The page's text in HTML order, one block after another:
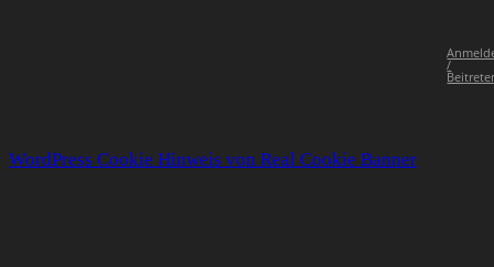
/
WordPress Cookie Hinweis von Real Cookie Banner